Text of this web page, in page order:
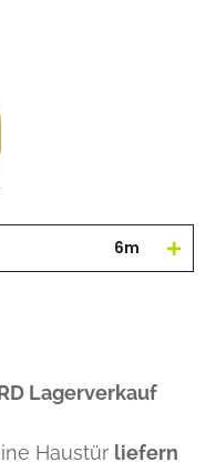
6m
Lagerverkauf
Haustür liefern